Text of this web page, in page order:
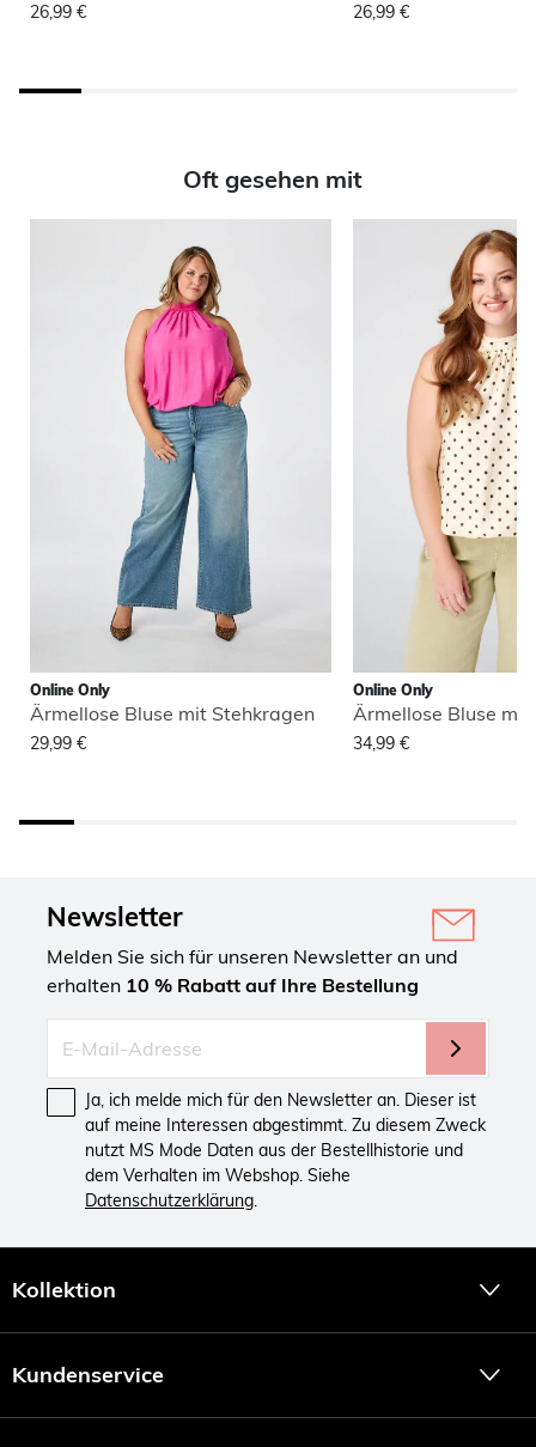
26,99 € 26,99 €
Oft gesehen mit
Online Only
Ärmellose Bluse mit Stehkragen
29,99 €
Online Only
Ärmellose Bluse
34,99 €
Newsletter
Melden Sie sich für unseren Newsletter an und
erhalten 10 % Rabatt auf Ihre Bestellung
Ja, ich melde mich für den Newsletter an. Dieser ist
auf meine Interessen abgestimmt. Zu diesem Zweck
nutzt MS Mode Daten aus der Bestellhistorie und
dem Verhalten im Webshop. Siehe
Datenschutzerklärung.
Kollektion
Kundenservice